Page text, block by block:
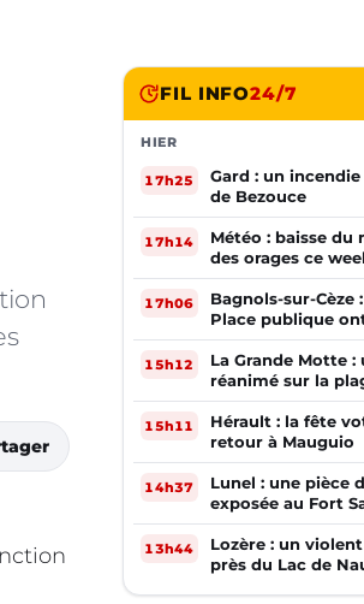
FIL INFO24/7
HIER
17h25
Gard : un
de Bezouce
17h14
Météo : baisse
des orages ce
frapper ?
17h06
Bagnols-sur-
Place publique
de tracter par la
15h12
La Grande Motte
réanimé sur la
15h11
Hérault : la fête
retour à Mauguio
14h37
Lunel : une pièce
exposée au Fort
13h44
Lozère : un
près du Lac de